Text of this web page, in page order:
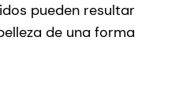
pueden resultar
de una forma